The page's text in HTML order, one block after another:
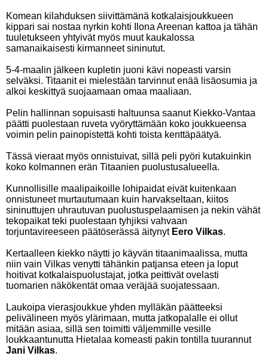
Komean kilahduksen siivittämänä kotkalaisjoukkueen
kippari sai nostaa nyrkin kohti Ilona Areenan kattoa ja tähän
tuuletukseen yhtyivät myös muut kaukalossa
samanaikaisesti kirmanneet sininutut.
5-4-maalin jälkeen kupletin juoni kävi nopeasti varsin
selväksi. Titaanit ei mielestään tarvinnut enää lisäosumia ja
alkoi keskittyä suojaamaan omaa maaliaan.
Pelin hallinnan sopuisasti haltuunsa saanut Kiekko-Vantaa
päätti puolestaan ruveta vyöryttämään koko joukkueensa
voimin pelin painopistettä kohti toista kenttäpäätyä.
Tässä vieraat myös onnistuivat, sillä peli pyöri kutakuinkin
koko kolmannen erän Titaanien puolustusalueella.
Kunnollisille maalipaikoille lohipaidat eivät kuitenkaan
onnistuneet murtautumaan kuin harvakseltaan, kiitos
sininuttujen uhrautuvan puolustuspelaamisen ja nekin vähät
tekopaikat teki puolestaan tyhjiksi vahvaan
torjuntavireeseen päätöserässä äitynyt Eero Vilkas.
Kertaalleen kiekko näytti jo käyvän titaanimaalissa, mutta
niin vain Vilkas venytti tähänkin patjansa eteen ja loput
hoitivat kotkalaispuolustajat, jotka peittivät ovelasti
tuomarien näkökentät omaa veräjää suojatessaan.
Laukoipa vierasjoukkue yhden mylläkän päätteeksi
pelivälineen myös ylärimaan, mutta jatkopalalle ei ollut
mitään asiaa, sillä sen toimitti väljemmille vesille
loukkaantunutta Hietalaa komeasti pakin tontilla tuurannut
Jani Vilkas.